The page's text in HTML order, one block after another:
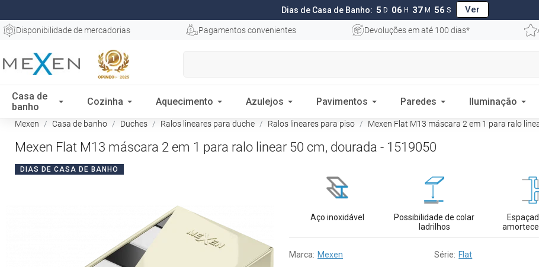
Dias de Casa de Banho: 5 D 06 H 37 M 55 S Ver
Disponibilidade de mercadorias Pagamentos convenientes Devoluções em até 100 dias*
Casa de
banho
Cozinha Aquecimento Azulejos Pavimentos Paredes Iluminação
Mexen Casa de banho Duches Ralos lineares para duche Ralos lineares para piso Mexen Flat M13 máscara 2 em 1 para ralo
Mexen Flat M13 máscara 2 em 1 para ralo linear 50 cm, dourada - 1519050
DIAS DE CASA DE BANHO
Aço inoxidável
Possibilidade de colar
ladrilhos
Marca: Mexen Série: Flat